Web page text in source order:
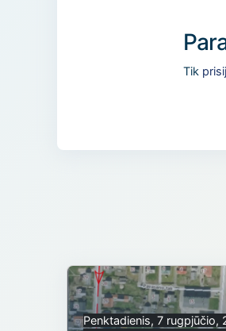
Tik
Penktadienis, 7 rugpjūčio,